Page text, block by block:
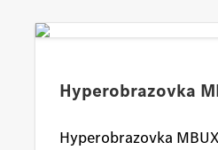
Hyperobrazovka
Hyperobrazovka